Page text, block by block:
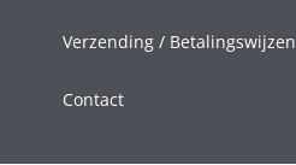
Verzending / Betalingswijzen
Contact